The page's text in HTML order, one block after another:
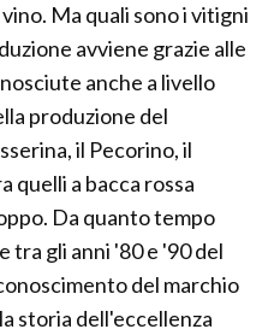
Ma quali sono i vitigni
avviene grazie alle
anche a livello
produzione del
il Pecorino, il
quelli a bacca rossa
Da quanto tempo
tra gli anni '80 e '90 del
del marchio
storia dell'eccellenza